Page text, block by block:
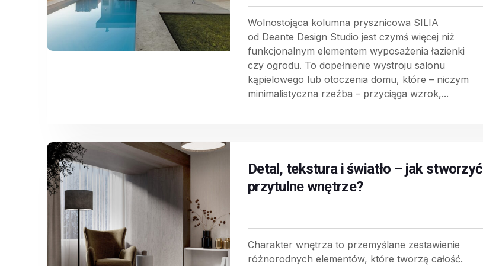
Wolnostojąca kolumna prysznicowa SILIA
od Deante Design Studio jest czymś więcej niż
funkcjonalnym elementem wyposażenia łazienki
czy ogrodu. To dopełnienie wystroju salonu
kąpielowego lub otoczenia domu, które – niczym
minimalistyczna rzeźba – przyciąga wzrok,...
Detal, tekstura i światło – jak stworzyć
przytulne wnętrze?
Charakter wnętrza to przemyślane zestawienie
różnorodnych elementów, które tworzą całość.